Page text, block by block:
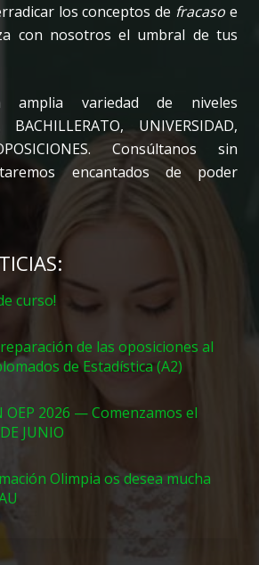
los conceptos de fracaso e
con nosotros el umbral de tus
amplia variedad de niveles
UNIVERSIDAD,
Consúltanos sin
encantados de poder
curso!
de las oposiciones al
de Estadística (A2)
OEP 2026 — Comenzamos el
JUNIO
Olimpia os desea mucha